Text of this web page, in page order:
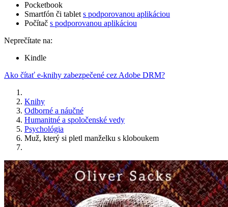
Pocketbook
Smartfón či tablet s podporovanou aplikáciou
Počítač s podporovanou aplikáciou
Neprečítate na:
Kindle
Ako čítať e-knihy zabezpečené cez Adobe DRM?
Knihy
Odborné a náučné
Humanitné a spoločenské vedy
Psychológia
Muž, který si pletl manželku s kloboukem